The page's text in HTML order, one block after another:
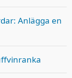
Anlägga en